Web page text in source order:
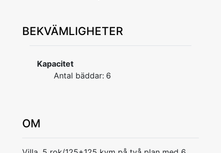
BEKVÄMLIGHETER
Kapacitet
Antal bäddar: 6
OM